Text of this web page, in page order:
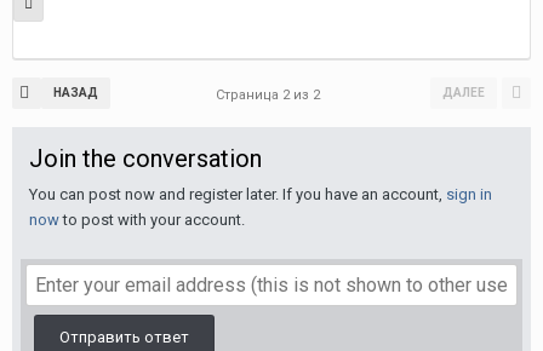
НАЗАД ДАЛЕЕ
Страница 2 из 2
Join the conversation
You can post now and register later. If you have an account, sign in
nowto post with your account.
Отправить ответ